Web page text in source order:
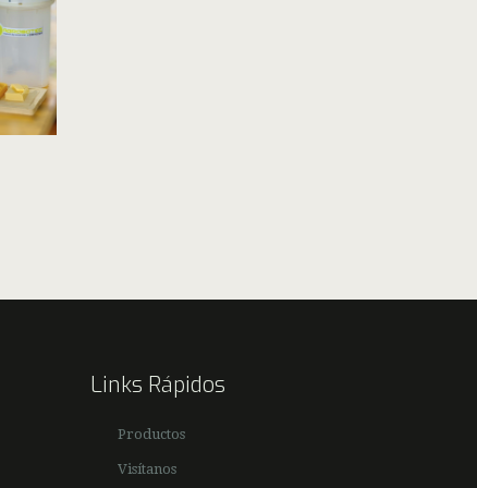
Links Rápidos
Productos
Visítanos